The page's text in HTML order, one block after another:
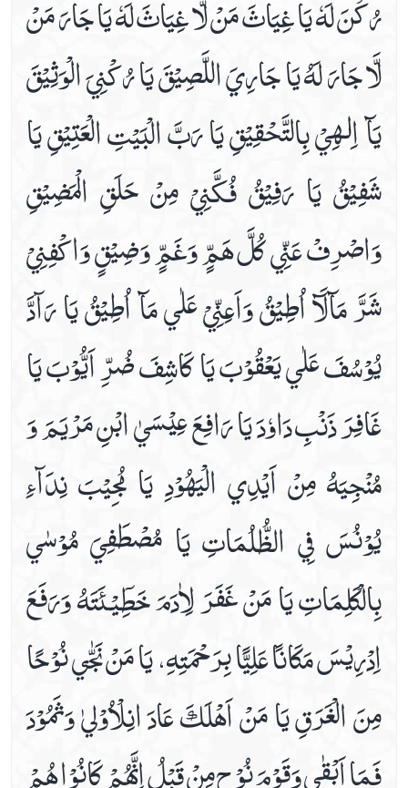
رُكْنَ لَهٗ يَا غِيَاثَ مَنْ لَّا غِيَاثَ لَهٗ يَا جَارَ مَنْ
لَّا جَارَ لَهُ يَا جَارِيَ اللَّصِيْقَ يَا رُكْنِيَ الْوَثِيْقَ
يَآ اِلـٰهِيْ بِالتَّحْقِيْقِ يَا رَبَّ الْبَيْتِ الْعَتِيْقِ يَا
شَفِيْقُ يَا رَفِيْقُ فُكَّنِيْ مِنْ حَلَقِ الْمَضِيْقِ
وَاصْرِفْ عَنِّي كُلَّ هَمٍّ وَغَمٍّ وَضِيْقٍ وَاكْفِنِيْ
شَرَّ مَآلَآ اُطِيْقُ وَاَعِنِّيْ عَلٰي مَآ اُطِيْقُ يَا رَآدَّ
يُوْسُفَ عَلٰي يَعْقُوْبَ يَا كَاشِفَ ضُرِّ اَيُّوْبَ يَا
غَافِرَ ذَنْبِ دَاوٗدَ يَا رَافِعَ عِيْسَيٰ ابْنِ مَرْيَمَ وَ
مُنْجِيَهُ مِنْ اَيْدِي الْيَهُوْدِ يَا مُجِيْبَ نِدَآءِ
يُوْنُسَ فِي الظُّلُمَاتِ يَا مُصْطَفِيَ مُوْسٰي
بِالْكَلِمَاتِ يَا مَنْ غَفَرَ لِاٰدَمَ خَطِٓيْـئَتَهُ وَرَفَعَ
اِدْرِيْسَ مَكَانًا عَلِيًّا بِرَحْمَتِهِ، يَا مَنْ نَجّٰي نُوْحًا
مِنَ الْغَرَقِ يَا مَنْ اَهْلَكَ عَادَ انِلْاُوْليٰ وَثَمُوْدَ
فَمَا اَبْقٰي وَقَوْمَ نُوْحٍ مِنْ قَبْلُ اِنَّهُمْ كَانُوْا هُمْ